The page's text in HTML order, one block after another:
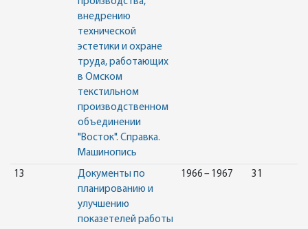
внедрению
технической
эстетики и охране
труда, работающих
в Омском
текстильном
производственном
объединении
"Восток". Справка.
Машинопись
13
Документы по
планированию и
улучшению
показетелей работы
1966 – 1967 31